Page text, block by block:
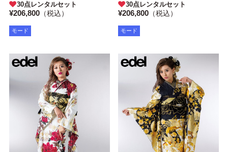
30点レンタルセット
¥206,800（税込）
モード
30点レンタルセット
¥206,800 （税込）
モード